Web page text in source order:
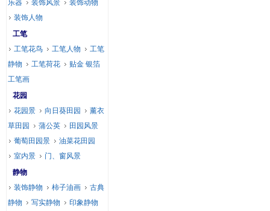
乐器 装饰风景
装饰动物
装饰人物
工笔
工笔花鸟
工笔人物
工笔
静物
工笔荷花
贴金 银箔
工笔画
花园
花园景
向日葵田园
薰衣
草田园
蒲公英
田园风景
葡萄田园景
油菜花田园
室内景
门、窗风景
静物
装饰静物
柿子油画
古典
静物
写实静物
印象静物